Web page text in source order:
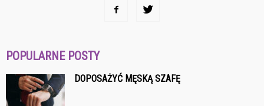
POPULARNE POSTY
DOPOSAŻYĆ MĘSKĄ SZAFĘ